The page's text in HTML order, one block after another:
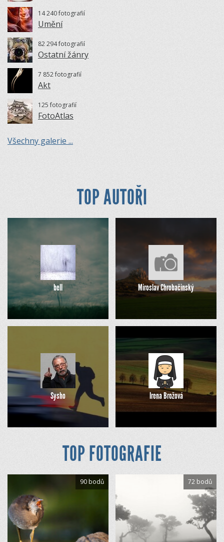
14 240 fotografií
Umění
82 294 fotografií
Ostatní žánry
7 852 fotografií
Akt
125 fotografií
FotoAtlas
Všechny galerie ...
TOP AUTOŘI
bell Miroslav Chrobačinský
Sysho Irena Brožová
TOP FOTOGRAFIE
90 bodů 72 bodů